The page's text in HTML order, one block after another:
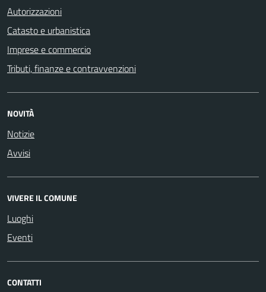
Autorizzazioni
Catasto e urbanistica
Imprese e commercio
Tributi, finanze e contravvenzioni
NOVITÀ
Notizie
Avvisi
VIVERE IL COMUNE
Luoghi
Eventi
CONTATTI